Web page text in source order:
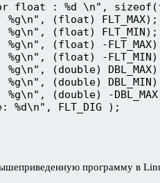
float : %d \n",
%g\n", (float) FLT_MAX);
%g\n", (float) FLT_MIN);
%g\n", (float) -
%g\n", (float) -
%g\n", (double)
%g\n", (double)
%g\n", (double) -
%d\n", FLT_DIG );
программу в